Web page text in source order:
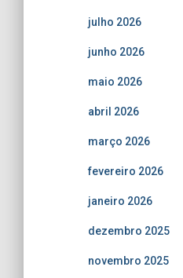
julho 2026
junho 2026
maio 2026
abril 2026
março 2026
fevereiro 2026
janeiro 2026
dezembro 2025
novembro 2025